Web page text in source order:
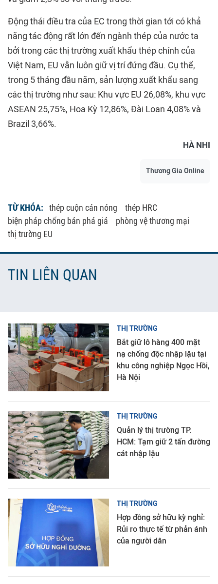
Động thái điều tra của EC trong thời gian tới có khả
năng tác động rất lớn đến ngành thép của nước ta
bởi trong các thị trường xuất khẩu thép chính của
Việt Nam, EU vẫn luôn giữ vị trí đứng đầu. Cụ thể,
trong 5 tháng đầu năm, sản lượng xuất khẩu sang
các thị trường như sau: Khu vực EU 26,08%, khu vực
ASEAN 25,75%, Hoa Kỳ 12,86%, Đài Loan 4,08% và
Brazil 3,66%.
HÀ NHI
Thương Gia Online
TỪ KHÓA: thép cuộn cán nóng
thép HRC
biện pháp chống bán phá giá
phòng vệ thương mại
thị trường EU
TIN LIÊN QUAN
THỊ TRƯỜNG
Bắt giữ lô hàng 400 mặt
nạ chống độc nhập lậu tại
khu công nghiệp Ngọc Hồi,
Hà Nội
THỊ TRƯỜNG
Quản lý thị trường TP.
HCM: Tạm giữ 2 tấn đường
cát nhập lậu
THỊ TRƯỜNG
Hợp đồng sở hữu kỳ nghỉ:
Rủi ro thực tế từ phản ánh
của người dân